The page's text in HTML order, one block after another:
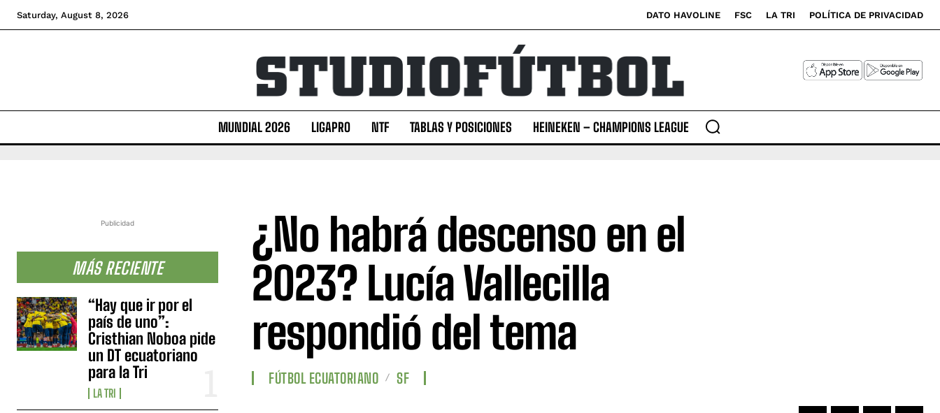
Saturday, August 8, 2026 DATO HAVOLINE FSC LA TRI POLÍTICA DE PRIVACIDAD
MUNDIAL 2026 LIGAPRO NTF TABLAS Y POSICIONES HEINEKEN – CHAMPIONS LEAGUE
Publicidad
MÁS RECIENTE
“Hay que ir por el
país de uno”:
Cristhian Noboa pide
un DT ecuatoriano
para la Tri
LA TRI
¿No habrá descenso en el
2023? Lucía Vallecilla
respondió del tema
FÚTBOL ECUATORIANO SF